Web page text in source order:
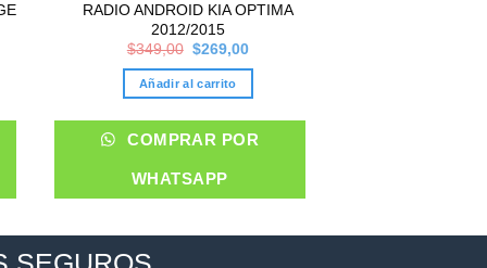
RADIO ANDROID KIA OPTIMA
2012/2015
$349,00 Original
was:
$349,00.
$269,00Current
is:
Añadir al carrito
COMPRAR POR
WHATSAPP